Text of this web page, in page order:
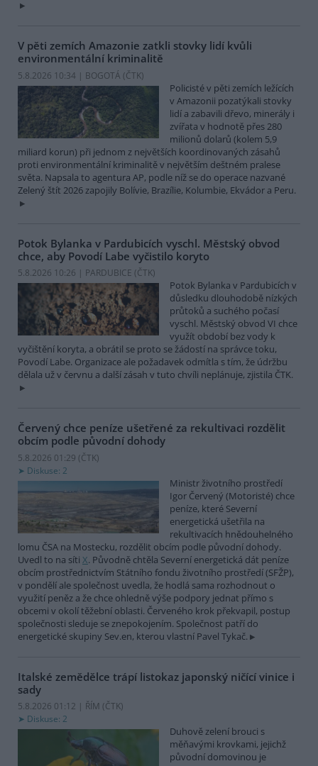
V pěti zemích Amazonie zatkli stovky lidí kvůli
environmentální kriminalitě
5.8.2026 10:34 | BOGOTÁ (ČTK)
Policisté v pěti zemích ležících
v Amazonii pozatýkali stovky
lidí a zabavili dřevo, minerály i
zvířata v hodnotě přes 280
milionů dolarů (kolem 5,9
miliard korun) při jednom z největších koordinovaných zásahů
proti environmentální kriminalitě v největším deštném pralese
světa. Napsala to agentura AP, podle níž se do operace nazvané
Zelený štít 2026 zapojily Bolívie, Brazílie, Kolumbie, Ekvádor a Peru.
Potok Bylanka v Pardubicích vyschl. Městský obvod
chce, aby Povodí Labe vyčistilo koryto
5.8.2026 10:26 | PARDUBICE (ČTK)
Potok Bylanka v Pardubicích v
důsledku dlouhodobě nízkých
průtoků a suchého počasí
vyschl. Městský obvod VI chce
využít období bez vody k
vyčištění koryta, a obrátil se proto se žádostí na správce toku,
Povodí Labe. Organizace ale požadavek odmítla s tím, že údržbu
dělala už v červnu a další zásah v tuto chvíli neplánuje, zjistila ČTK.
Červený chce peníze ušetřené za rekultivaci rozdělit
obcím podle původní dohody
5.8.2026 01:29 (ČTK)
Diskuse: 2
Ministr životního prostředí
Igor Červený (Motoristé) chce
peníze, které Severní
energetická ušetřila na
rekultivacích hnědouhelného
lomu ČSA na Mostecku, rozdělit obcím podle původní dohody.
Uvedl to na síti X. Původně chtěla Severní energetická dát peníze
obcím prostřednictvím Státního fondu životního prostředí (SFŽP),
v pondělí ale společnost uvedla, že hodlá sama rozhodnout o
využití peněz a že chce ohledně výše podpory jednat přímo s
obcemi v okolí těžební oblasti. Červeného krok překvapil, postup
společnosti sleduje se znepokojením. Společnost patří do
energetické skupiny Sev.en, kterou vlastní Pavel Tykač.
Italské zemědělce trápí listokaz japonský ničící vinice i
sady
5.8.2026 01:12 | ŘÍM (ČTK)
Diskuse: 2
Duhově zelení brouci s
měňavými krovkami, jejichž
původní domovinou je